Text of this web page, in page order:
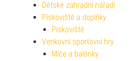
Dětské zahradní nářadí
Pískoviště a doplňky
Pískoviště
Venkovní sportovní hry
Míče a balónky